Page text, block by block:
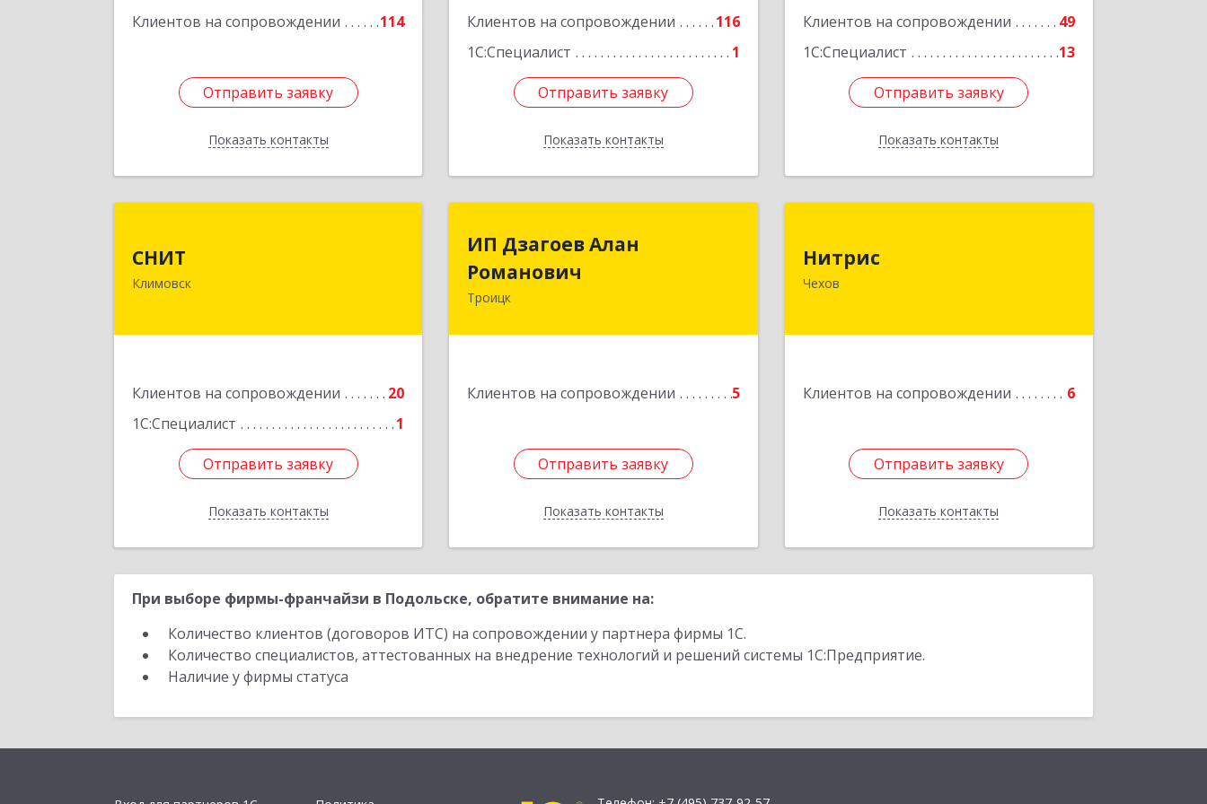
Клиентов на сопровождении 114
Отправить заявку
Показать контакты
Подробнее
Отправить заявку
Назад
Клиентов на сопровождении
116
1С:Специалист
1
Отправить заявку
Показать контакты
Отправить заявку
Назад
Клиентов на сопровождении
49
1С:Специалист
13
Отправить заявку
Показать контакты
Отправить заявку
Назад
СНИТ
Климовск
Клиентов на сопровождении
20
1С:Специалист
1
Отправить заявку
Показать контакты
Подробнее
Отправить заявку
Назад
ИП Дзагоев Алан
Романович
Троицк
Клиентов на сопровождении 5
Отправить заявку
Показать контакты
Романович
Отправить заявку
Назад
Нитрис
Чехов
Клиентов на сопровождении 6
Отправить заявку
Показать контакты
142350, Московская обл, Чехов м.о.,
Столбовая пгт, Серпуховская ул, дом
Отправить заявку
Назад
При выборе фирмы-франчайзи в Подольске, обратите внимание на:
Количество клиентов (договоров ИТС) на сопровождении у партнера фирмы 1С.
Количество специалистов, аттестованных на внедрение технологий и решений системы 1С:Предприятие.
Наличие у фирмы статуса